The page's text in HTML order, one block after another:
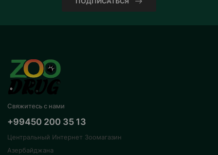
Свяжитесь с нами
+99450 200 35 13
Центральный Интернет Зоомагазин
Азербайджана